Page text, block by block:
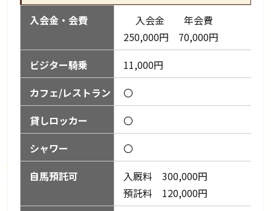
入会金・会費
入会金 年会費
250,000円 70,000円
ビジター騎乗
11,000円
カフェ/レストラン
〇
貸しロッカー
〇
シャワー
〇
自馬預託可
入厩料 300,000円
預託料 120,000円